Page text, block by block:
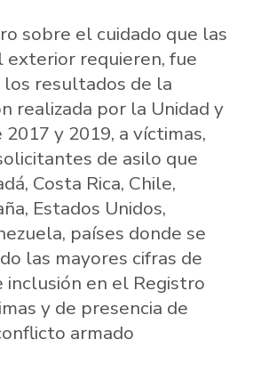
sobre el cuidado que las
exterior requieren, fue
resultados de la
realizada por la Unidad y
y 2019, a víctimas,
de asilo que
Costa Rica, Chile,
Estados Unidos,
países donde se
las mayores cifras de
inclusión en el Registro
y de presencia de
armado